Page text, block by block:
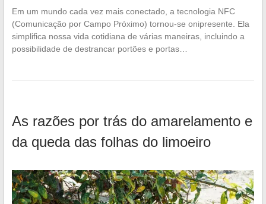
Em um mundo cada vez mais conectado, a tecnologia NFC
(Comunicação por Campo Próximo) tornou-se onipresente. Ela
simplifica nossa vida cotidiana de várias maneiras, incluindo a
possibilidade de destrancar portões e portas…
As razões por trás do amarelamento e
da queda das folhas do limoeiro